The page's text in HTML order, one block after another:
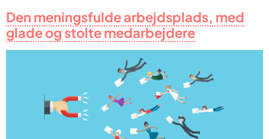
Den meningsfulde arbejdsplads, med
glade og stolte medarbejdere